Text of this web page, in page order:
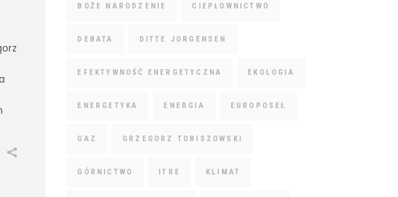
BOŻE NARODZENIE CIEPŁOWNICTWO
DEBATA DITTE JORGENSEN
EFEKTYWNOŚĆ ENERGETYCZNA EKOLOGIA
ENERGETYKA ENERGIA EUROPOSEŁ
GAZ GRZEGORZ TOBISZOWSKI
GÓRNICTWO ITRE KLIMAT